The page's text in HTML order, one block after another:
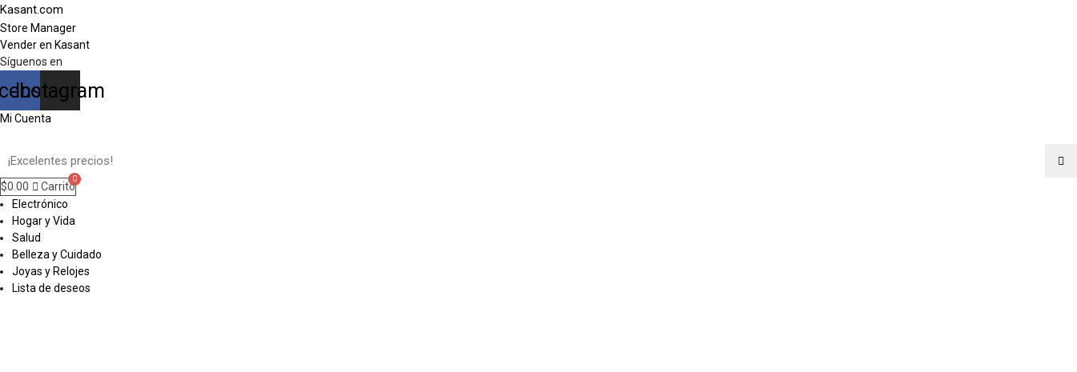
Kasant.com
Store Manager
Vender en Kasant
Síguenos en
Instagram
Mi Cuenta
$0.00
Carrito
Electrónico
Hogar y Vida
Salud
Belleza y Cuidado
Joyas y Relojes
Lista de deseos